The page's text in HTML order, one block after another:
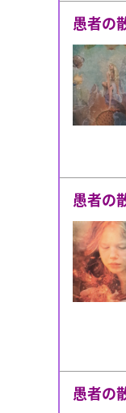
人生の
愚者の
愚者の
愚者の